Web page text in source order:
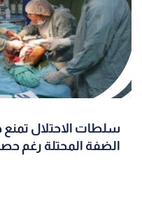
سلطات الاحتلال
الضفة المحتلة رغم